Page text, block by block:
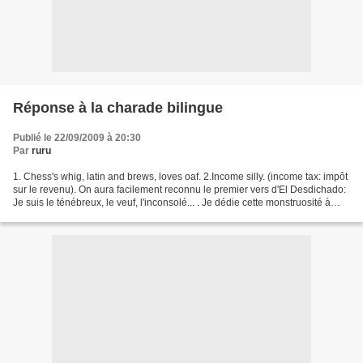
Réponse à la charade bilingue
Publié le 22/09/2009 à 20:30
Par ruru
1. Chess's whig, latin and brews, loves oaf. 2.Income silly. (income tax: impôt
sur le revenu). On aura facilement reconnu le premier vers d'El Desdichado:
Je suis le ténébreux, le veuf, l'inconsolé... . Je dédie cette monstruosité à